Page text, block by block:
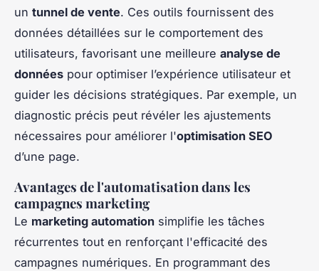
un tunnel de vente. Ces outils fournissent des
données détaillées sur le comportement des
utilisateurs, favorisant une meilleure analyse de
données pour optimiser l’expérience utilisateur et
guider les décisions stratégiques. Par exemple, un
diagnostic précis peut révéler les ajustements
nécessaires pour améliorer l'optimisation SEO
d’une page.
Avantages de l'automatisation dans les
campagnes marketing
Le marketing automation simplifie les tâches
récurrentes tout en renforçant l'efficacité des
campagnes numériques. En programmant des